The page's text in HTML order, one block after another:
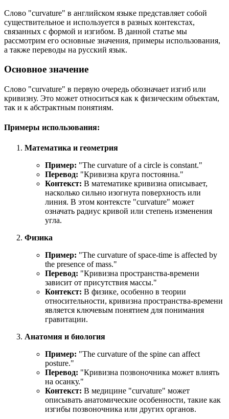
Слово "curvature" в английском языке представляет собой
существительное и используется в разных контекстах,
связанных с формой и изгибом. В данной статье мы
рассмотрим его основные значения, примеры использования,
а также переводы на русский язык.
Основное значение
Слово "curvature" в первую очередь обозначает изгиб или
кривизну. Это может относиться как к физическим объектам,
так и к абстрактным понятиям.
Примеры использования:
Математика и геометрия
Пример: "The curvature of a circle is constant."
Перевод: "Кривизна круга постоянна."
Контекст: В математике кривизна описывает,
насколько сильно изогнута поверхность или
линия. В этом контексте "curvature" может
означать радиус кривой или степень изменения
угла.
Физика
Пример: "The curvature of space-time is affected by
the presence of mass."
Перевод: "Кривизна пространства-времени
зависит от присутствия массы."
Контекст: В физике, особенно в теории
относительности, кривизна пространства-времени
является ключевым понятием для понимания
гравитации.
Анатомия и биология
Пример: "The curvature of the spine can affect
posture."
Перевод: "Кривизна позвоночника может влиять
на осанку."
Контекст: В медицине "curvature" может
описывать анатомические особенности, такие как
изгибы позвоночника или других органов.